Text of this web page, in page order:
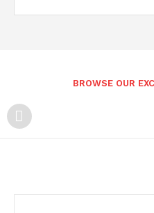
BROWSE OUR